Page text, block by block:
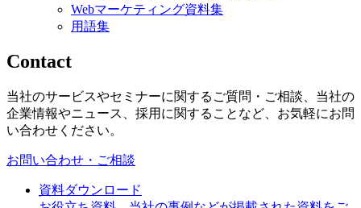
Webマーケティング資料集
用語集
Contact
当社のサービスやセミナーに関するご質問・ご相談、当社の
企業情報やニュース、採用に関することなど、お気軽にお問
い合わせください。
お問い合わせ・ご相談
資料ダウンロード